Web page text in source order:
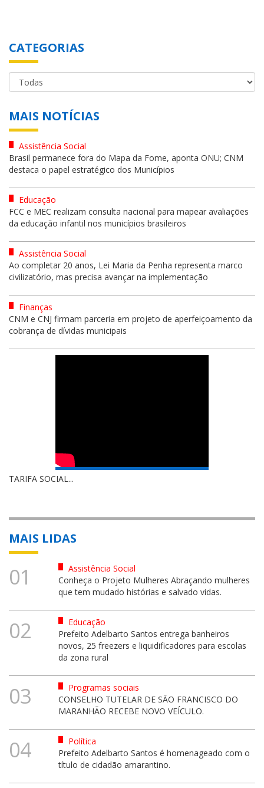
CATEGORIAS
MAIS NOTÍCIAS
Assistência Social
Brasil permanece fora do Mapa da Fome, aponta ONU; CNM
destaca o papel estratégico dos Municípios
Educação
FCC e MEC realizam consulta nacional para mapear avaliações
da educação infantil nos municípios brasileiros
Assistência Social
Ao completar 20 anos, Lei Maria da Penha representa marco
civilizatório, mas precisa avançar na implementação
Finanças
CNM e CNJ firmam parceria em projeto de aperfeiçoamento da
cobrança de dívidas municipais
TARIFA SOCIAL...
MAIS LIDAS
01
Assistência Social
Conheça o Projeto Mulheres Abraçando mulheres
que tem mudado histórias e salvado vidas.
02
Educação
Prefeito Adelbarto Santos entrega banheiros
novos, 25 freezers e liquidificadores para escolas
da zona rural
03
Programas sociais
CONSELHO TUTELAR DE SÃO FRANCISCO DO
MARANHÃO RECEBE NOVO VEÍCULO.
04
Política
Prefeito Adelbarto Santos é homenageado com o
título de cidadão amarantino.